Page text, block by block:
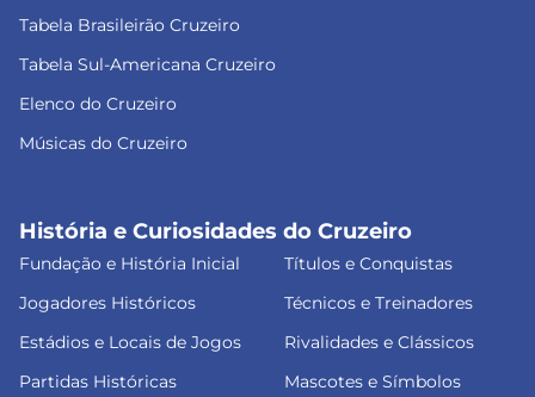
Tabela Brasileirão Cruzeiro
Tabela Sul-Americana Cruzeiro
Elenco do Cruzeiro
Músicas do Cruzeiro
História e Curiosidades do Cruzeiro
Fundação e História Inicial
Títulos e Conquistas
Jogadores Históricos
Técnicos e Treinadores
Estádios e Locais de Jogos
Rivalidades e Clássicos
Partidas Históricas
Mascotes e Símbolos